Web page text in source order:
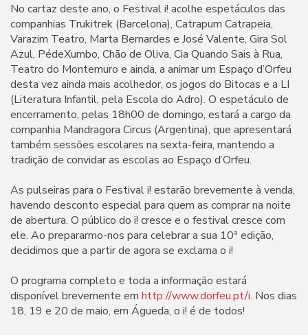
No cartaz deste ano, o Festival i! acolhe espetáculos das
companhias Trukitrek (Barcelona), Catrapum Catrapeia,
Varazim Teatro, Marta Bernardes e José Valente, Gira Sol
Azul, PédeXumbo, Chão de Oliva, Cia Quando Sais à Rua,
Teatro do Montemuro e ainda, a animar um Espaço d’Orfeu
desta vez ainda mais acolhedor, os jogos do Bitocas e a LI
(Literatura Infantil, pela Escola do Adro). O espetáculo de
encerramento, pelas 18h00 de domingo, estará a cargo da
companhia Mandragora Circus (Argentina), que apresentará
também sessões escolares na sexta-feira, mantendo a
tradição de convidar as escolas ao Espaço d’Orfeu.
As pulseiras para o Festival i! estarão brevemente à venda,
havendo desconto especial para quem as comprar na noite
de abertura. O público do i! cresce e o festival cresce com
ele. Ao prepararmo-nos para celebrar a sua 10ª edição,
decidimos que a partir de agora se exclama o i!
O programa completo e toda a informação estará
disponível brevemente em http://www.dorfeu.pt/i. Nos dias
18, 19 e 20 de maio, em Águeda, o i! é de todos!